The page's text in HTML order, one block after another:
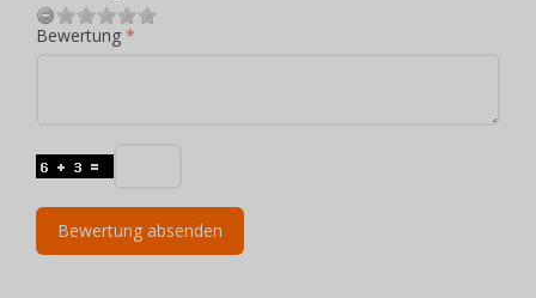
Bewertung
Bewertung absenden